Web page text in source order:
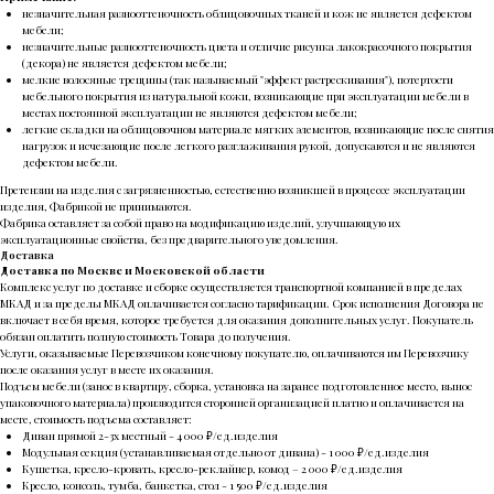
незначительная разнооттеночность облицовочных тканей и кож не является дефектом
мебели;
незначительные разнооттеночность цвета и отличие рисунка лакокрасочного покрытия
(декора) не является дефектом мебели;
мелкие волосяные трещины (так называемый "эффект растрескивания"), потертости
мебельного покрытия из натуральной кожи, возникающие при эксплуатации мебели в
местах постоянной эксплуатации не являются дефектом мебели;
легкие складки на облицовочном материале мягких элементов, возникающие после снятия
нагрузок и исчезающие после легкого разглаживания рукой, допускаются и не являются
дефектом мебели.
Претензии на изделия с загрязненностью, естественно возникшей в процессе эксплуатации
изделия, Фабрикой не принимаются.
Фабрика оставляет за собой право на модификацию изделий, улучшающую их
эксплуатационные свойства, без предварительного уведомления.
Доставка
Доставка по Москве и Московской области
Комплекс услуг по доставке и сборке осуществляется транспортной компанией в пределах
МКАД и за пределы МКАД оплачивается согласно тарификации. Срок исполнения Договора не
включает в себя время, которое требуется для оказания дополнительных услуг. Покупатель
обязан оплатить полную стоимость Товара до получения.
Услуги, оказываемые Перевозчиком конечному покупателю, оплачиваются им Перевозчику
после оказания услуг в месте их оказания.
Подъем мебели (занос в квартиру, сборка, установка на заранее подготовленное место, вынос
упаковочного материала) производится сторонней организацией платно и оплачивается на
месте, стоимость подъема составляет:
Диван прямой 2-3х местный - 4 000 ₽/ед.изделия
Модульная секция (устанавливаемая отдельно от дивана) - 1 000 ₽/ед.изделия
Кушетка, кресло-кровать, кресло-реклайнер, комод – 2 000 ₽/ед.изделия
Кресло, консоль, тумба, банкетка, стол - 1 500 ₽/ед.изделия